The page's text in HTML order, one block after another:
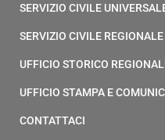
SERVIZIO CIVILE
SERVIZIO CIVILE REGIONALE
UFFICIO STORICO
UFFICIO STAMPA E
CONTATTACI